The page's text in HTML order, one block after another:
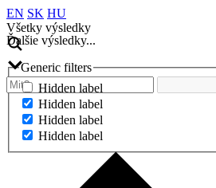
EN SK HU
Všetky výsledky
Ďalšie výsledky...
Generic filters
Hidden label
Hidden label
Hidden label
Hidden label